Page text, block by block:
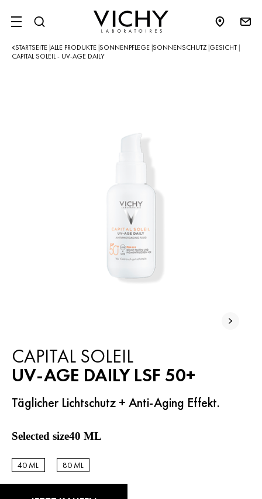
SITE MENU
STARTSEITE ALLE PRODUKTE SONNENPFLEGE SONNENSCHUTZ GESICHT
CAPITAL SOLEIL - UV-AGE DAILY
CAPITAL SOLEIL
UV-AGE DAILY LSF 50+
Täglicher Lichtschutz + Anti-Aging Effekt.
Selected size40 ML
40 ML
40 ML 80 ML
40 ML